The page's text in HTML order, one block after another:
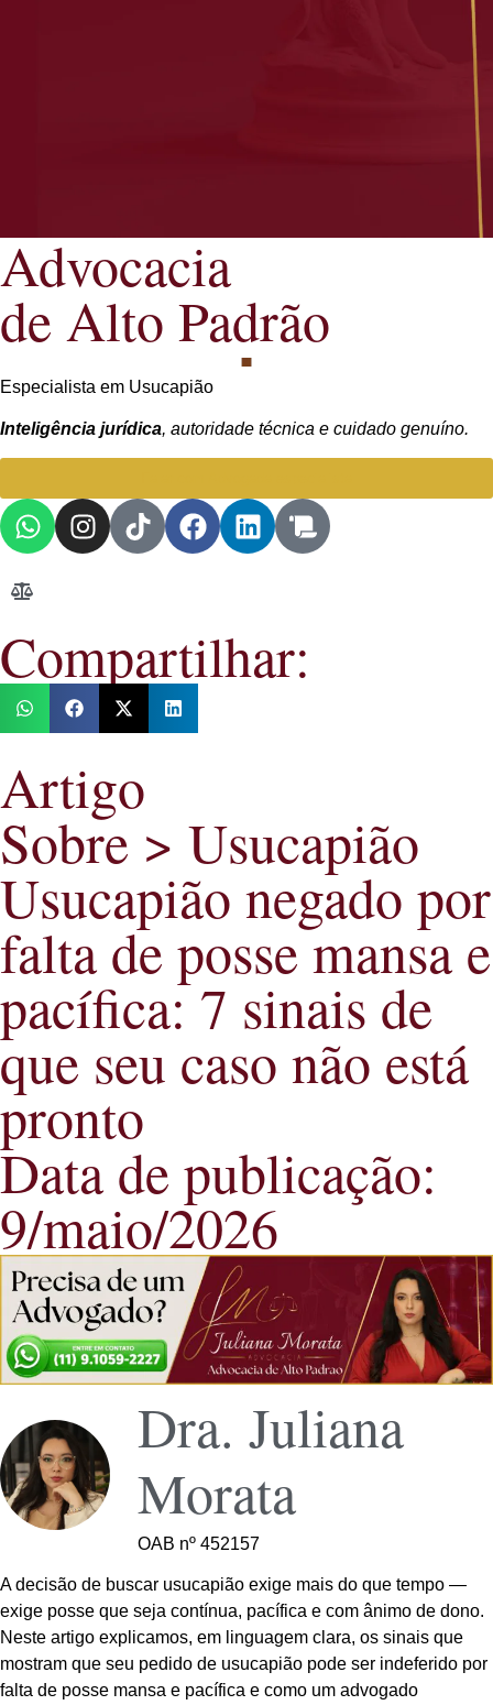
Advocacia
de Alto Padrão
Especialista em Usucapião
Inteligência jurídica, autoridade técnica e cuidado genuíno.
Compartilhar:
Artigo
Sobre > Usucapião
Usucapião negado por
falta de posse mansa e
pacífica: 7 sinais de
que seu caso não está
pronto
Data de publicação:
9/maio/2026
Dra. Juliana
Morata
OAB nº 452157
A decisão de buscar usucapião exige mais do que tempo —
exige posse que seja contínua, pacífica e com ânimo de dono.
Neste artigo explicamos, em linguagem clara, os sinais que
mostram que seu pedido de usucapião pode ser indeferido por
falta de posse mansa e pacífica e como um advogado